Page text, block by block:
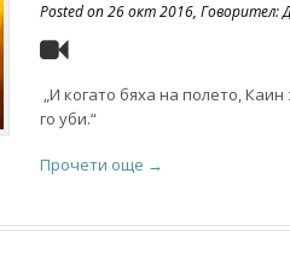
Posted on26 окт 2016, Говорител:
„И когато бяха на полето,
го уби.“
Прочети още →